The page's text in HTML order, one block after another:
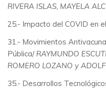
RIVERA ISLAS, MAYELA
25.- Impacto del COVID en
31.- Movimientos
Pública/ RAYMUNDO
ROMERO LOZANO y
35.- Desarrollos